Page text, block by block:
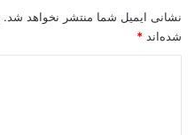
نشانی ایمیل شما منتشر نخواهد شد.
شده‌اند *